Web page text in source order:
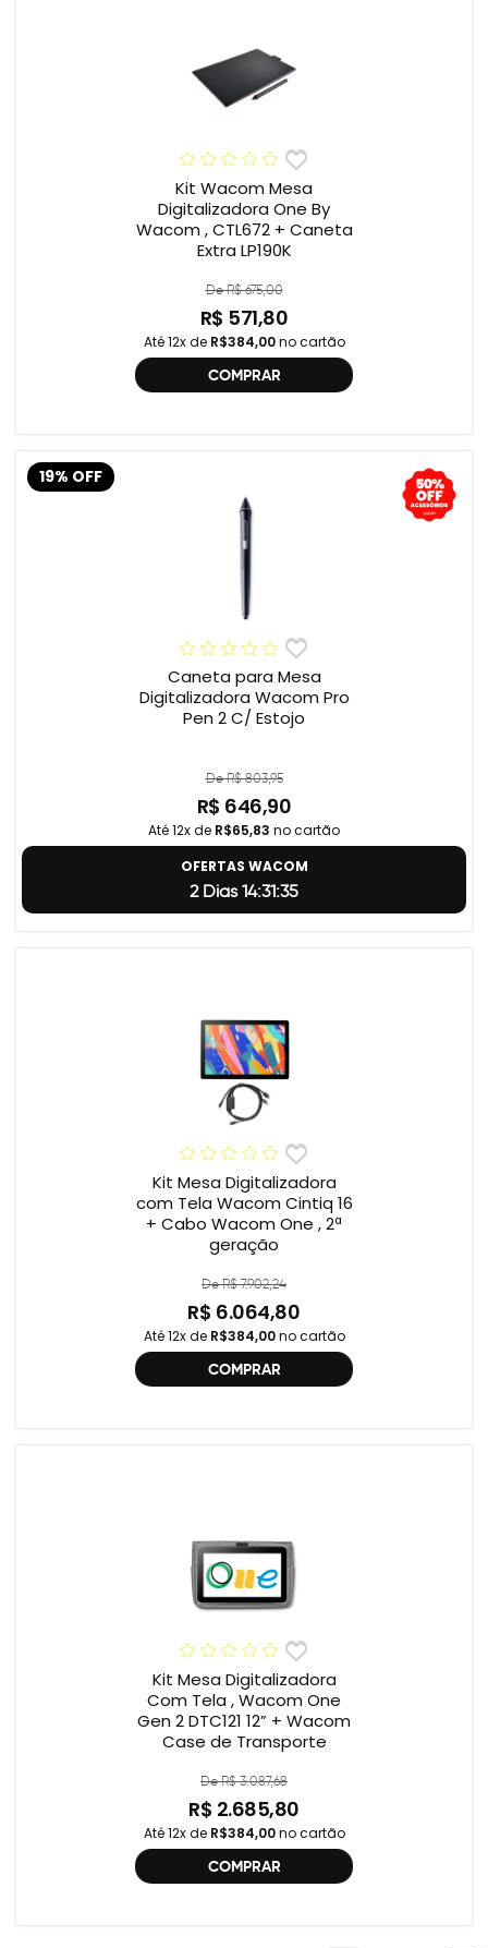
Kit Wacom Mesa
Digitalizadora One By
Wacom , CTL672 + Caneta
Extra LP190K
De R$ 675,00
R$ 571,80
Até 12x de R$384,00no cartão
COMPRAR
19% OFF
Caneta para Mesa
Digitalizadora Wacom Pro
Pen 2 C/ Estojo
De R$ 803,95
R$ 646,90
Até 12x de R$65,83 no cartão
OFERTAS WACOM
2 Dias 14:31:34
Kit Mesa Digitalizadora
com Tela Wacom Cintiq 16
+ Cabo Wacom One , 2ª
geração
De R$ 7.902,24
R$ 6.064,80
Até 12x de R$384,00no cartão
COMPRAR
Kit Mesa Digitalizadora
Com Tela , Wacom One
Gen 2 DTC121 12” + Wacom
Case de Transporte
De R$ 3.087,68
R$ 2.685,80
Até 12x de R$384,00no cartão
COMPRAR